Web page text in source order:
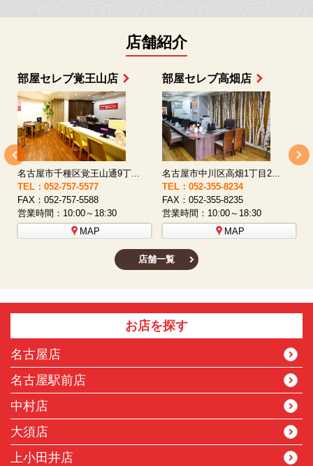
店舗紹介
部屋セレブ上小田井店
名古屋市西区八筋町277 ...
TEL：052-508-5933
FAX：052-508-5930
営業時間：10:00～18:30
MAP
部屋セレブ中村店
名古屋市中村区太閤通9-1...
TEL：052-481-0853
FAX：052-481-3587
営業時間：10:00～18:30
MAP
店舗一覧
お店を探す
名古屋店
名古屋駅前店
中村店
大須店
上小田井店